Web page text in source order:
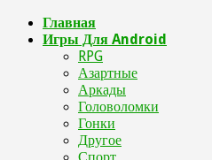
Главная
Игры Для Android
RPG
Азартные
Аркады
Головоломки
Гонки
Другое